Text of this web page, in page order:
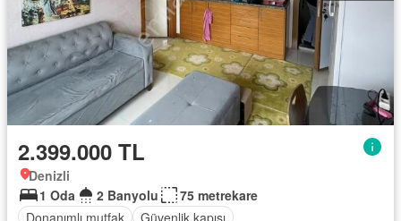
2.399.000 TL
Denizli
1 Oda
2 Banyolu
75 metrekare
Donanımlı mutfak
Güvenlik kapısı